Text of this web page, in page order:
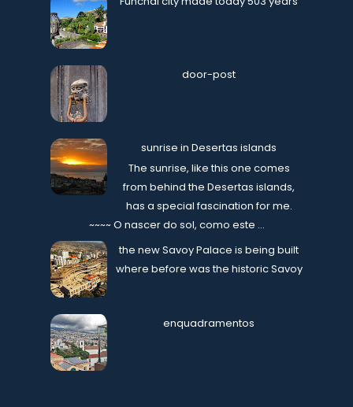
door-post
sunrise in Desertas islands
The sunrise, like this one comes
from behind the Desertas islands,
has a special fascination for me.
~~~~ O nascer do sol, como este ...
the new Savoy Palace is being built
where before was the historic Savoy
enquadramentos